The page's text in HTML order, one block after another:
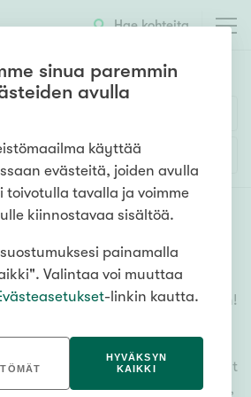
Hae kohteita
3h 4h 5h+
(6337)
asunnot, oli tarpeesi mikä vain!
ja satojen kiinteistönvälittäjien
kenties elämäsi
Katso alta kaikki myytävät
kätevää hakutyökaluamme,
sinua paremmin
avulla
käyttää
evästeitä, joiden avulla
toivotulla tavalla ja voimme
kiinnostavaa sisältöä.
painamalla
Valintaa voi muuttaa
-linkin kautta.
HYVÄKSYN
KAIKKI